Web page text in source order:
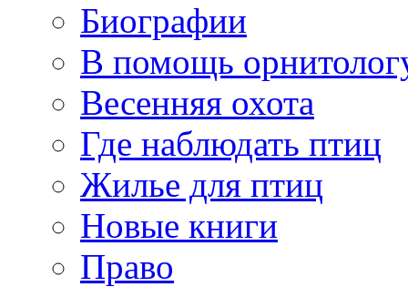
Биографии
В помощь
Весенняя охота
Где наблюдать птиц
Жилье для птиц
Новые книги
Право